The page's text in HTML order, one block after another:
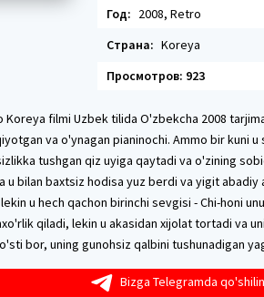
Год: 2008, Retro
Страна: Koreya
Просмотров: 923
Koreya filmi Uzbek tilida O'zbekcha 2008
va o'ynagan pianinochi. Ammo bir kuni
tushgan qiz uyiga qaytadi va o'zining
u bilan baxtsiz hodisa yuz berdi va yigit
u hech qachon birinchi sevgisi - Chi-honi
qiladi, lekin u akasidan xijolat tortadi va
bor, uning gunohsiz qalbini tushunadigan
Bizga Telegramda